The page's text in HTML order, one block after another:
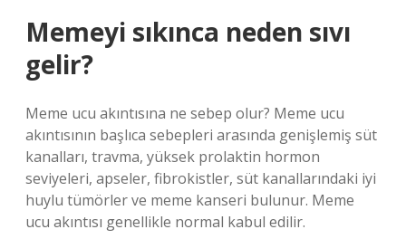
Memeyi sıkınca neden sıvı
gelir?
Meme ucu akıntısına ne sebep olur? Meme ucu
akıntısının başlıca sebepleri arasında genişlemiş süt
kanalları, travma, yüksek prolaktin hormon
seviyeleri, apseler, fibrokistler, süt kanallarındaki iyi
huylu tümörler ve meme kanseri bulunur. Meme
ucu akıntısı genellikle normal kabul edilir.